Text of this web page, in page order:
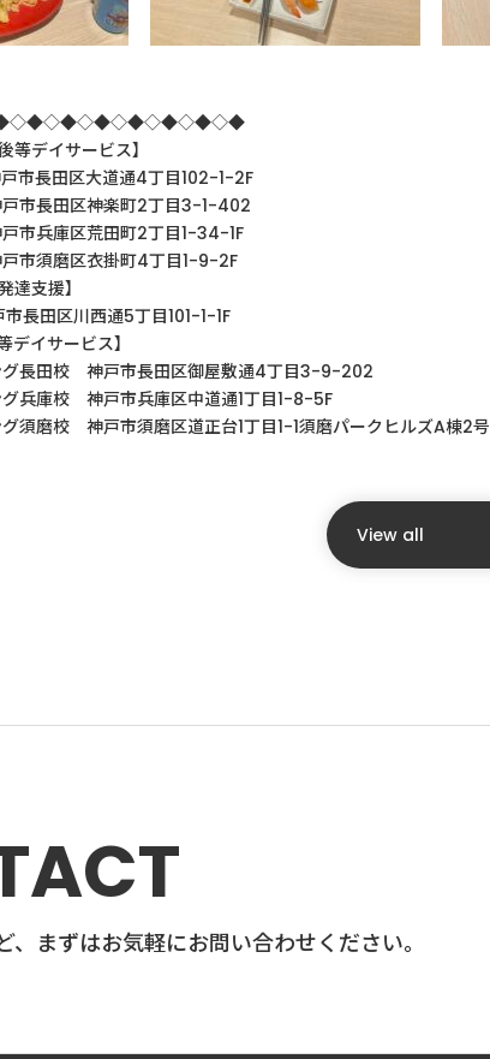
等デイサービス】
市長田区大道通4丁目102-1-2F
長田区神楽町2丁目3-1-402
兵庫区荒田町2丁目1-34-1F
須磨区衣掛町4丁目1-9-2F
達支援】
長田区川西通5丁目101-1-1F
デイサービス】
グ長田校 神戸市長田区御屋敷通4丁目3-9-202
グ兵庫校 神戸市兵庫区中道通1丁目1-8-5F
須磨校 神戸市須磨区道正台1丁目1-1須磨パークヒルズA棟2号
View all
まずはお気軽にお問い合わせください。